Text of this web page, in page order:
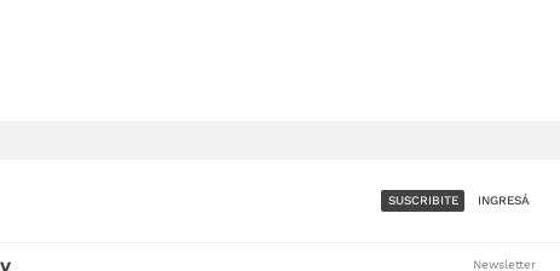
SUSCRIBITE INGRESÁ
Newsletter